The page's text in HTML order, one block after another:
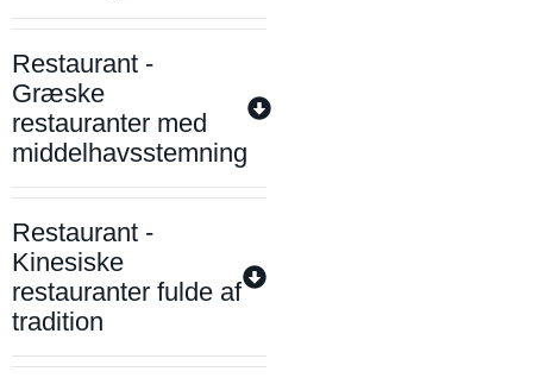
Restaurant -
Græske
restauranter med
middelhavsstemning
Restaurant -
Kinesiske
restauranter fulde af
tradition